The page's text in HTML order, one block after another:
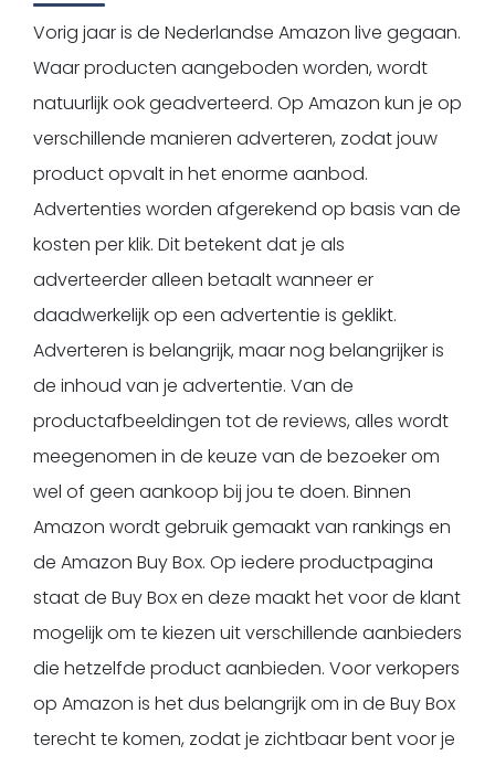
Vorig jaar is de Nederlandse Amazon live gegaan.
Waar producten aangeboden worden, wordt
natuurlijk ook geadverteerd. Op Amazon kun je op
verschillende manieren adverteren, zodat jouw
product opvalt in het enorme aanbod.
Advertenties worden afgerekend op basis van de
kosten per klik. Dit betekent dat je als
adverteerder alleen betaalt wanneer er
daadwerkelijk op een advertentie is geklikt.
Adverteren is belangrijk, maar nog belangrijker is
de inhoud van je advertentie. Van de
productafbeeldingen tot de reviews, alles wordt
meegenomen in de keuze van de bezoeker om
wel of geen aankoop bij jou te doen. Binnen
Amazon wordt gebruik gemaakt van rankings en
de Amazon Buy Box. Op iedere productpagina
staat de Buy Box en deze maakt het voor de klant
mogelijk om te kiezen uit verschillende aanbieders
die hetzelfde product aanbieden. Voor verkopers
op Amazon is het dus belangrijk om in de Buy Box
terecht te komen, zodat je zichtbaar bent voor je